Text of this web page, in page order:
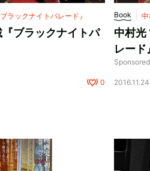
ラックナイトパレード』
ブラックナイトパ
0
Book
中村光
レー
2016.11.24